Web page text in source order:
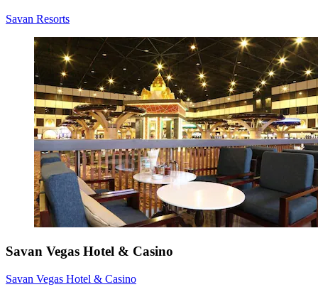
Savan Resorts
Savan Vegas Hotel & Casino
Savan Vegas Hotel & Casino